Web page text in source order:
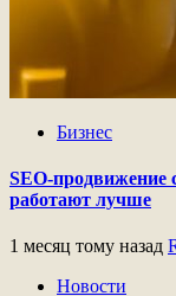
Бизнес
SEO-продвижение
работают лучше
1 месяц тому назад
Новости